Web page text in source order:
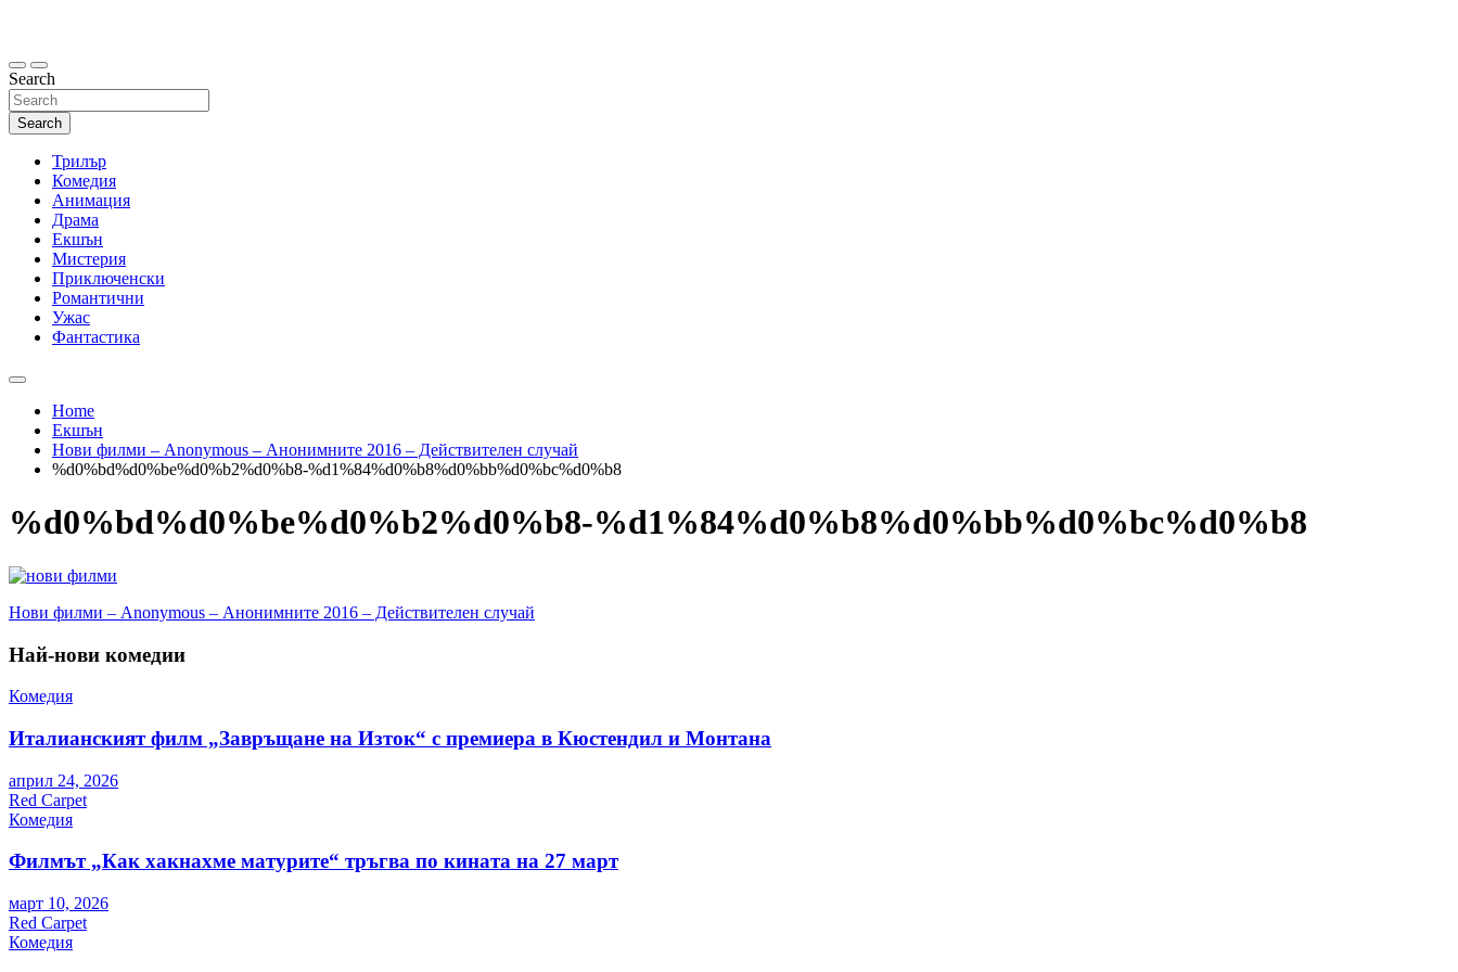
Search
Search
Трилър
Комедия
Анимация
Драма
Екшън
Мистерия
Приключенски
Романтични
Ужас
Фантастика
Home
Екшън
Нови филми – Anonymous – Анонимните 2016 – Действителен случай
%d0%bd%d0%be%d0%b2%d0%b8-%d1%84%d0%b8%d0%bb%d0%bc%d0%b8
%d0%bd%d0%be%d0%b2%d0%b8-%d1%84%d0%b8%d0%bb%d0%bc%d0%b8
Навигация
Нови филми – Anonymous – Анонимните 2016 – Действителен случай
Най-нови комедии
Комедия
Италианският филм „Завръщане на Изток“ с премиера в Кюстендил и Монтана
април 24, 2026
Red Carpet
Комедия
Филмът „Как хакнахме матурите“ тръгва по кината на 27 март
март 10, 2026
Red Carpet
Комедия